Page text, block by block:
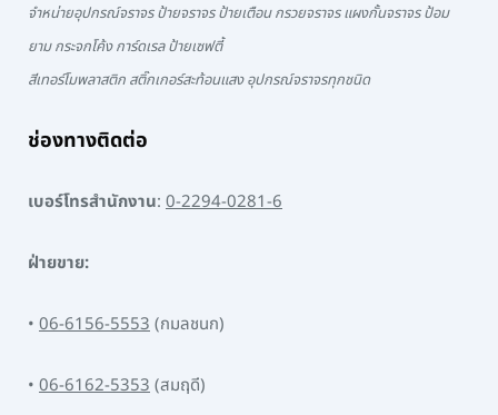
จำหน่ายอุปกรณ์จราจร ป้ายจราจร ป้ายเตือน กรวยจราจร แผงกั้นจราจร ป้อม
ยาม กระจกโค้ง การ์ดเรล ป้ายเซฟตี้
สีเทอร์โมพลาสติก สติ๊กเกอร์สะท้อนแสง อุปกรณ์จราจรทุกชนิด
ช่องทางติดต่อ
เบอร์โทรสำนักงาน: 0-2294-0281-6
ฝ่ายขาย:
• 06-6156-5553(กมลชนก)
• 06-6162-5353(สมฤดี)